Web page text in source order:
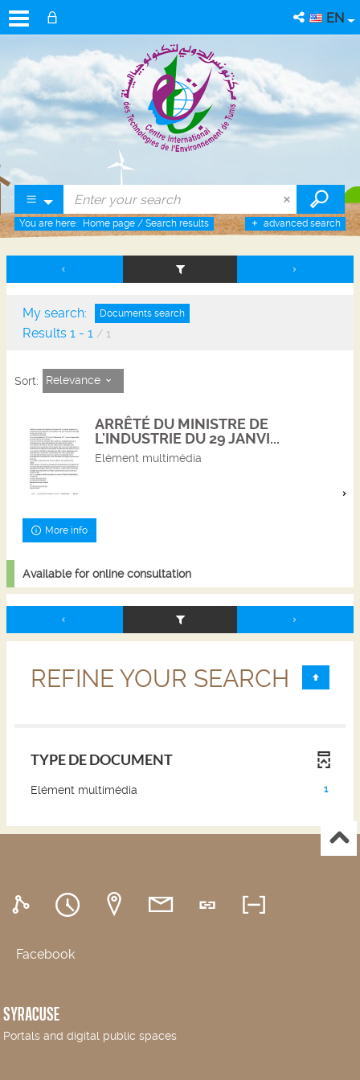
EN
advanced search
You are here: Home page / Search results
My search: Documents search
Results 1 - 1 / 1
Sort: Relevance
ARRÊTÉ DU MINISTRE DE
L'INDUSTRIE DU 29 JANVI...
Elément multimédia
More info
Available for online consultation
REFINE YOUR SEARCH
TYPE DE DOCUMENT
Elément multimédia 1
pour
Facebook
SYRACUSE
Portals and digital public spaces